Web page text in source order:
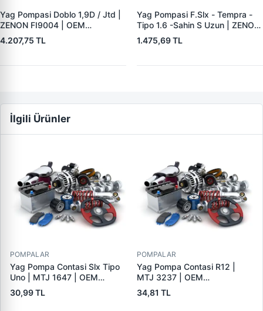
Yag Pompasi Doblo 1,9D / Jtd |
ZENON FI9004 | OEM
46744430 46744432
4.207,75 TL
Yag Pompasi F.Slx - Tempra -
Tipo 1.6 -Sahin S Uzun | ZENON
FI9005 | OEM 46467338
46467341
1.475,69 TL
İlgili Ürünler
POMPALAR
Yag Pompa Contasi Slx Tipo
Uno | MTJ 1647 | OEM
4179138
30,99 TL
POMPALAR
Yag Pompa Contasi R12 |
MTJ 3237 | OEM
7700550330
34,81 TL